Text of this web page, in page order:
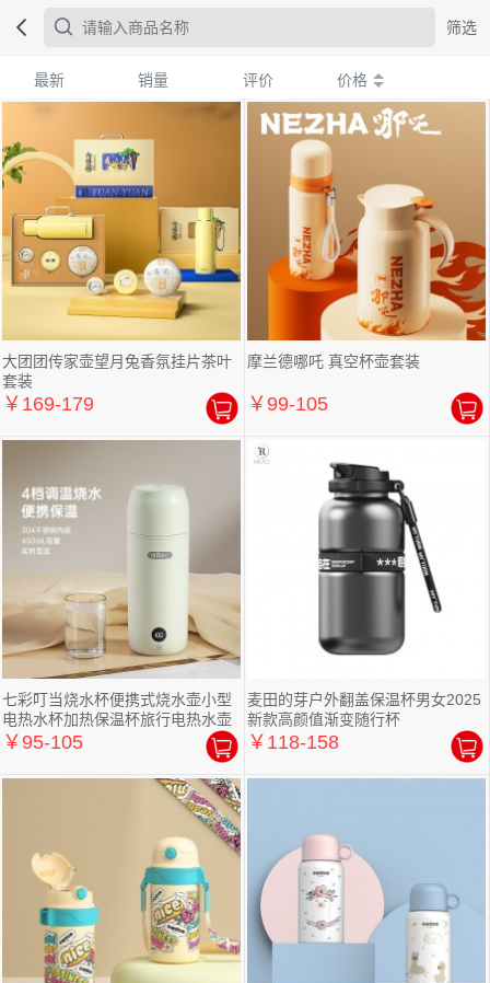
筛选
最新 销量 评价 价格
大团团传家壶望月兔香氛挂片茶叶
套装
￥169-179
摩兰德哪吒 真空杯壶套装
￥99-105
七彩叮当烧水杯便携式烧水壶小型
电热水杯加热保温杯旅行电热水壶
￥95-105
麦田的芽户外翻盖保温杯男女2025
新款高颜值渐变随行杯
￥118-158